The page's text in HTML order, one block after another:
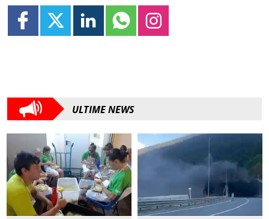
ULTIME NEWS